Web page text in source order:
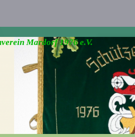
Mardorf 1976 e.V.